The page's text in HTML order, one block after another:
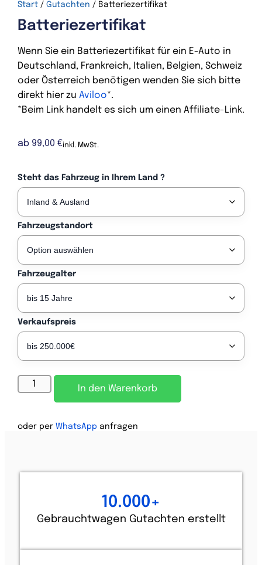
Start/ Gutachten / Batteriezertifikat
Batteriezertifikat
Wenn Sie ein Batteriezertifikat für ein E-Auto in
Deutschland, Frankreich, Italien, Belgien, Schweiz
oder Österreich benötigen wenden Sie sich bitte
direkt hier zu Aviloo*.
*Beim Link handelt es sich um einen Affiliate-Link.
ab 99,00 €inkl. MwSt.
Steht das Fahrzeug in Ihrem Land ?
Fahrzeugstandort
Fahrzeugalter
Verkaufspreis
In den Warenkorb
Alternative:
oder per WhatsApp anfragen
Gebrauchtwagen Gutachten erstellt
10.000+